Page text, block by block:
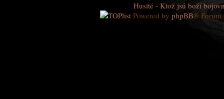
Husité - Ktož jsú boží
Powered by phpBB® Forum